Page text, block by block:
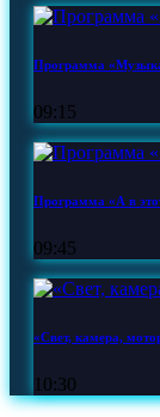
Программа
09:15
Программа «А в
09:45
«Свет, камера,
10:30